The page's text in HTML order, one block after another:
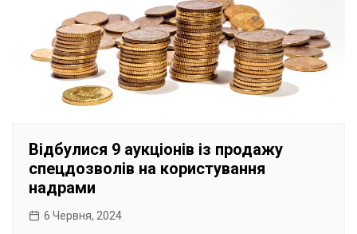
Відбулися 9 аукціонів із продажу
спецдозволів на користування
надрами
6 Червня, 2024